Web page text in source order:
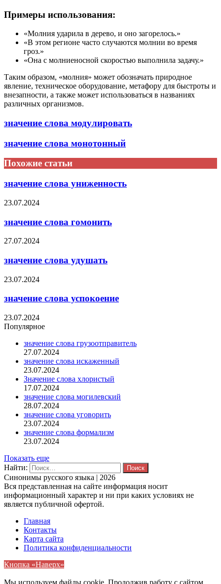
Примеры использования:
«Молния ударила в дерево, и оно загорелось.»
«В этом регионе часто случаются молнии во время
гроз.»
«Она с молниеносной скоростью выполнила задачу.»
Таким образом, «молния» может обозначать природное
явление, техническое оборудование, метафору для быстроты и
внезапности, а также может использоваться в названиях
различных организмов.
значение слова модулировать
значение слова монотонный
Похожие статьи
значение слова униженность
23.07.2024
значение слова гомонить
27.07.2024
значение слова удушать
23.07.2024
значение слова успокоение
23.07.2024
Популярное
значение слова грузоотправитель
27.07.2024
значение слова искаженный
23.07.2024
Значение слова хлористый
17.07.2024
значение слова могилевский
28.07.2024
значение слова уговорить
23.07.2024
значение слова формализм
23.07.2024
Показать еще
Найти:
Синонимы русского языка | 2026
Вся представленная на сайте информация носит
информационный характер и ни при каких условиях не
является публичной офертой.
Главная
Контакты
Карта сайта
Политика конфиденциальности
Кнопка «Наверх»